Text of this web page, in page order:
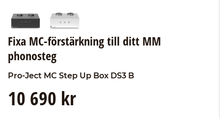
Fixa MC-förstärkning till ditt MM
phonosteg
Pro-Ject MC Step Up Box DS3 B
10 690 kr